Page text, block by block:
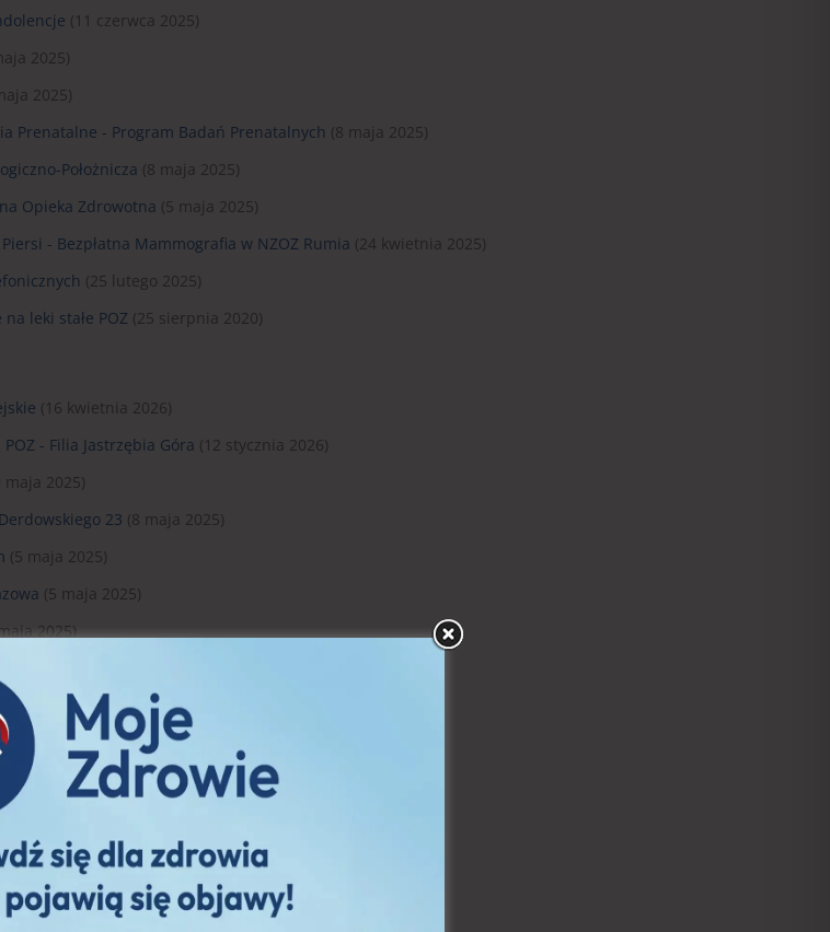
(11 czerwca 2025)
2025)
2025)
Prenatalne - Program Badań Prenatalnych (8 maja 2025)
Położnicza (8 maja 2025)
Opieka Zdrowotna (5 maja 2025)
- Bezpłatna Mammografia w NZOZ Rumia (24 kwietnia 2025)
(25 lutego 2025)
leki stałe POZ (25 sierpnia 2020)
(16 kwietnia 2026)
- Filia Jastrzębia Góra (12 stycznia 2026)
maja 2025)
23 (8 maja 2025)
(5 maja 2025)
(5 maja 2025)
2025)
2025)
2025)
opieka zdrowotna (5 maja 2025)
2025)
2025)
(5 maja 2025)